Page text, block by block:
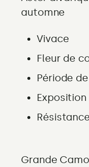
automne
Vivace
Fleur de
Période
Exposition
Grande